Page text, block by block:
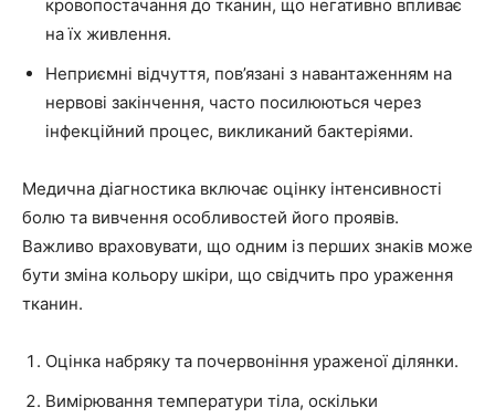
кровопостачання до тканин, що негативно впливає
на їх живлення.
Неприємні відчуття, пов’язані з навантаженням на
нервові закінчення, часто посилюються через
інфекційний процес, викликаний бактеріями.
Медична діагностика включає оцінку інтенсивності
болю та вивчення особливостей його проявів.
Важливо враховувати, що одним із перших знаків може
бути зміна кольору шкіри, що свідчить про ураження
тканин.
Оцінка набряку та почервоніння ураженої ділянки.
Вимірювання температури тіла, оскільки